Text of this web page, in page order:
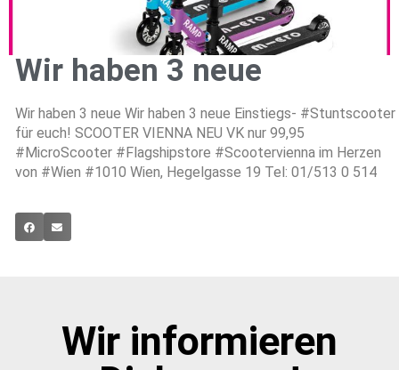
Wir haben 3 neue
Wir haben 3 neue Wir haben 3 neue Einstiegs- #Stuntscooter
für euch! SCOOTER VIENNA NEU VK nur 99,95
#MicroScooter #Flagshipstore #Scootervienna im Herzen
von #Wien #1010 Wien, Hegelgasse 19 Tel: 01/513 0 514
Wir informieren